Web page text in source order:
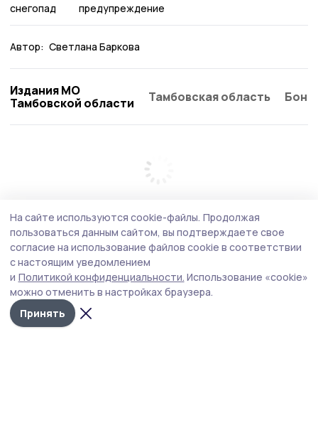
снегопад предупреждение
Автор: Светлана Баркова
Издания МО
Тамбовской области
Тамбовская область
На сайте используются cookie-файлы. Продолжая
пользоваться данным сайтом, вы подтверждаете свое
согласие на использование файлов cookie в соответствии
с настоящим уведомлением
и Политикой конфиденциальности. Использование «cookie»
можно отменить в настройках браузера.
Принять